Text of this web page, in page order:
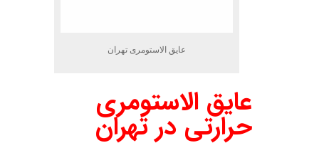
عایق الاستومری تهران
عایق الاستومری
حرارتی در تهران